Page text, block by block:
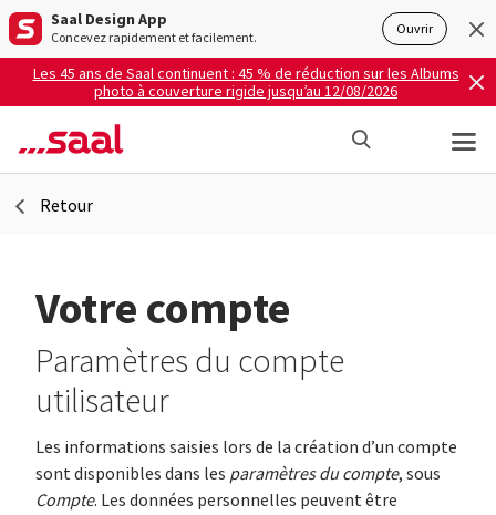
Saal Design App
Concevez rapidement et facilement. Ouvrir
Les 45 ans de Saal continuent : 45 % de réduction sur les Albums
photo à couverture rigide jusqu’au 12/08/2026
Retour
Votre compte
Paramètres du compte
utilisateur
Les informations saisies lors de la création d’un compte
sont disponibles dans les paramètres du compte, sous
Compte. Les données personnelles peuvent être